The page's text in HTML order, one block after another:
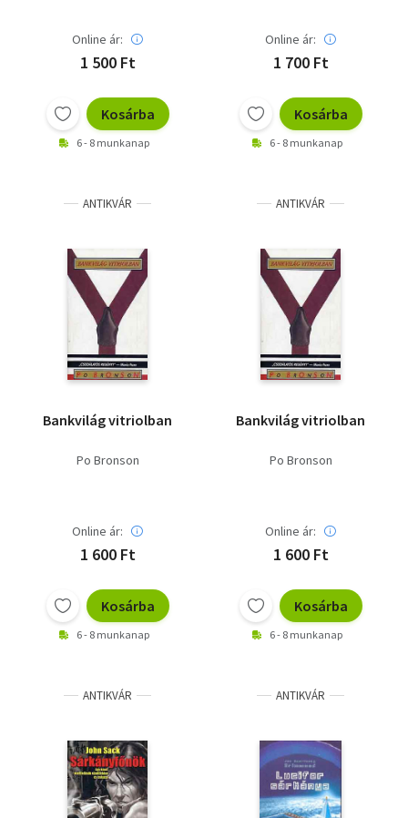
Online ár:
1 500 Ft
Kosárba
6 - 8 munkanap
Online ár:
1 700 Ft
Kosárba
6 - 8 munkanap
ANTIKVÁR
Bankvilág vitriolban
Po Bronson
Online ár:
1 600 Ft
Kosárba
6 - 8 munkanap
ANTIKVÁR
Bankvilág vitriolban
Po Bronson
Online ár:
1 600 Ft
Kosárba
6 - 8 munkanap
ANTIKVÁR ANTIKVÁR